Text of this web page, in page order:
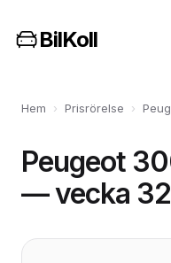
BilKoll
Hem › Prisrörelse ›
Peugeot
— vecka